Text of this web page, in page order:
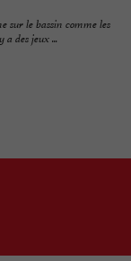
sur le bassin comme les
a des jeux ...